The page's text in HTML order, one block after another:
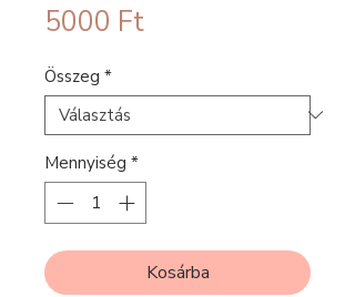
5000 FtÁr
Összeg *
Mennyiség *
Kosárba